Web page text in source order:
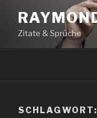
Inhalt
springenZitate & Sprüche
SCHLAGWORT: